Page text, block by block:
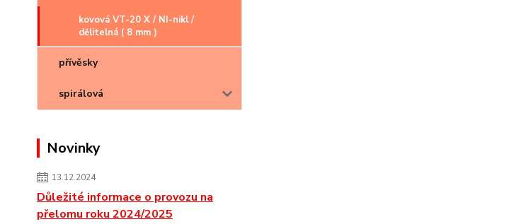
kovová VT-20 X / NI-nikl /
dělitelná ( 8 mm )
přívěsky
spirálová
Novinky
13.12.2024
Důležité informace o provozu na
přelomu roku 2024/2025